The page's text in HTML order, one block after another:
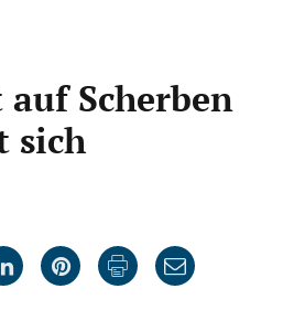
Scherben
sich